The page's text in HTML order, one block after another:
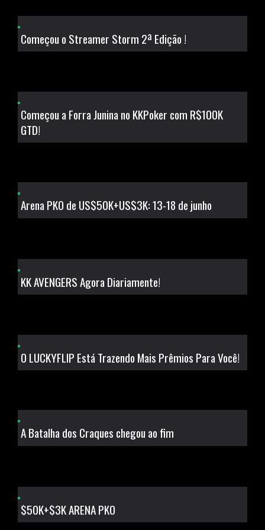
Começou o Streamer Storm 2ª Edição !
Começou a Forra Junina no KKPoker com R$100K
GTD!
Arena PKO de US$50K+US$3K: 13-18 de junho
KK AVENGERS Agora Diariamente!
O LUCKYFLIP Está Trazendo Mais Prêmios Para Você!
A Batalha dos Craques chegou ao fim
$50K+$3K ARENA PKO